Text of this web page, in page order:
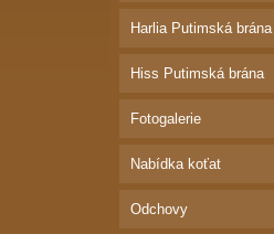
Harlia Putimská brána
Hiss Putimská brána
Fotogalerie
Nabídka koťat
Odchovy